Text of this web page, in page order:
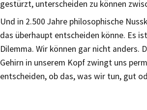
gestürzt, unterscheiden zu können
Und in 2.500 Jahre philosophische
das überhaupt entscheiden könne. Es
Dilemma. Wir können gar nicht anders.
Gehirn in unserem Kopf zwingt uns
entscheiden, ob das, was wir tun, gut